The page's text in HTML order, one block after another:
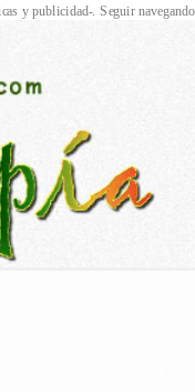
y publicidad-. Seguir